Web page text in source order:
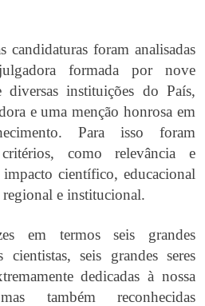
candidaturas foram analisadas
formada por nove
diversas instituições do País,
e uma menção honrosa em
Para isso foram
como relevância e
científico, educacional
e institucional.
em termos seis grandes
cientistas, seis grandes seres
dedicadas à nossa
também reconhecidas